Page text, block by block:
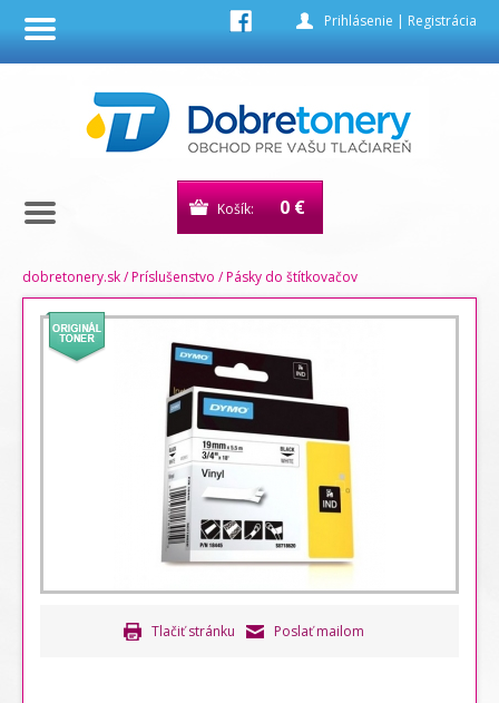
Prihlásenie | Registrácia
Košík: 0 €
dobretonery.sk/Príslušenstvo /Pásky do štítkovačov
Tlačiť stránku Poslať mailom